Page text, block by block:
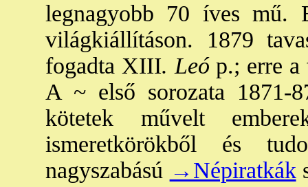
legnagyobb 70 íves mű.
világkiállításon. 1879
fogadta XIII. Leóp.; erre a
A ~ első sorozata 1871-
kötetek művelt
ismeretkörökből és
nagyszabású →Népiratkák